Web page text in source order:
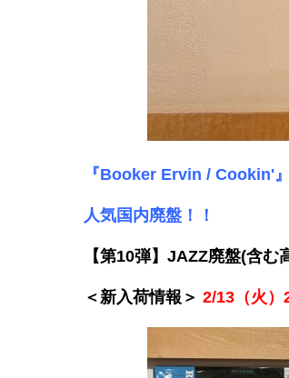
『Booker Ervin / Cookin'』
人気国内廃盤！！
【第10弾】JAZZ廃盤(含
＜新入荷情報＞ 2/13（火）